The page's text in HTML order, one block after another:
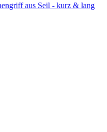
aus Seil - kurz & lang